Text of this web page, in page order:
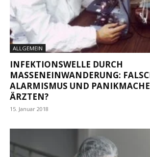
ALLGEMEIN
INFEKTIONSWELLE DURCH
MASSENEINWANDERUNG:
ALARMISMUS UND
ÄRZTEN?
15. Januar 2018